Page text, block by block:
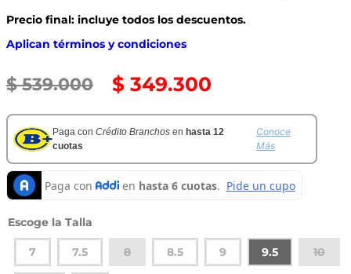
Precio final: incluye todos los descuentos.
Aplican términos y condiciones
$ 539.000 $ 349.300
Paga con Crédito Branchos en hasta 12
cuotas
Conoce
Más
Talla
7 7.5 8 8.5 9 9.5 10